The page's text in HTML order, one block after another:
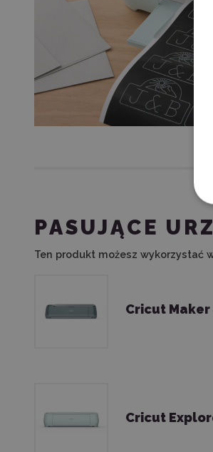
PASUJĄCE
Ten produkt możesz wykorzystać
Cricut Maker
Cricut